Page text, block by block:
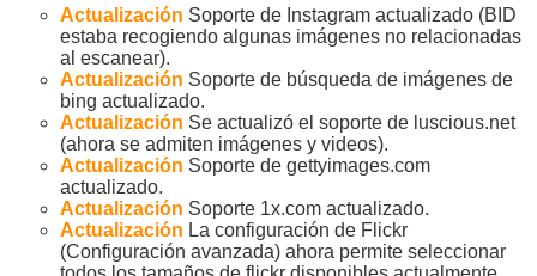
Actualización Soporte de Instagram actualizado (BID
estaba recogiendo algunas imágenes no relacionadas
al escanear).
Actualización Soporte de búsqueda de imágenes de
bing actualizado.
Actualización Se actualizó el soporte de luscious.net
(ahora se admiten imágenes y videos).
Actualización Soporte de gettyimages.com
actualizado.
Actualización Soporte 1x.com actualizado.
Actualización La configuración de Flickr
(Configuración avanzada) ahora permite seleccionar